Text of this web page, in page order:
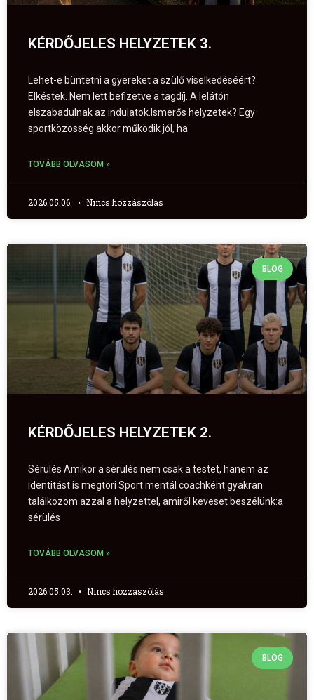
KÉRDŐJELES HELYZETEK 3.
Lehet-e büntetni a gyereket a szülő viselkedéséért?
Elkéstek. Nem lett befizetve a tagdíj. A lelátón
elszabadulnak az indulatok.Ismerős helyzetek? Egy
sportközösség akkor működik jól, ha
TOVÁBB OLVASOM »
2026.05.06. Nincs hozzászólás
BLOG
KÉRDŐJELES HELYZETEK 2.
Sérülés Amikor a sérülés nem csak a testet, hanem az
identitást is megtöri Sport mentál coachként gyakran
találkozom azzal a helyzettel, amiről keveset beszélünk:a
sérülés
TOVÁBB OLVASOM »
2026.05.03. Nincs hozzászólás
BLOG